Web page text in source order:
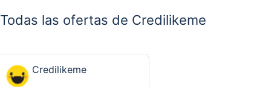
Todas las ofertas de Credilikeme
Credilikeme